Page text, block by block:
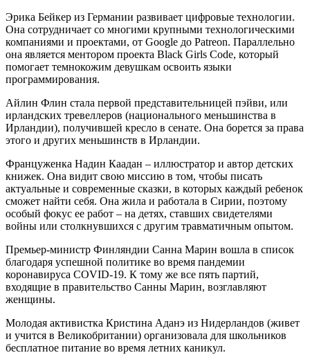
Эрика Бейкер из Германии развивает цифровые технологии.
Она сотрудничает со многими крупными технологическими
компаниями и проектами, от Google до Patreon. Параллельно
она является ментором проекта Black Girls Code, который
помогает темнокожим девушкам освоить языки
программирования.
Айлин Флин стала первой представительницей пэйви, или
ирландских тревеллеров (национального меньшинства в
Ирландии), получившей кресло в сенате. Она борется за права
этого и других меньшинств в Ирландии.
Француженка Надин Каадан – иллюстратор и автор детских
книжек. Она видит свою миссию в том, чтобы писать
актуальные и современные сказки, в которых каждый ребенок
сможет найти себя. Она жила и работала в Сирии, поэтому
особый фокус ее работ – на детях, ставших свидетелями
войны или столкнувшихся с другим травматичным опытом.
Премьер-министр Финляндии Санна Марин вошла в список
благодаря успешной политике во время пандемии
коронавируса COVID-19. К тому же все пять партий,
входящие в правительство Санны Марин, возглавляют
женщины.
Молодая активистка Кристина Аданэ из Нидерландов (живет
и учится в Великобритании) организовала для школьников
бесплатное питание во время летних каникул.